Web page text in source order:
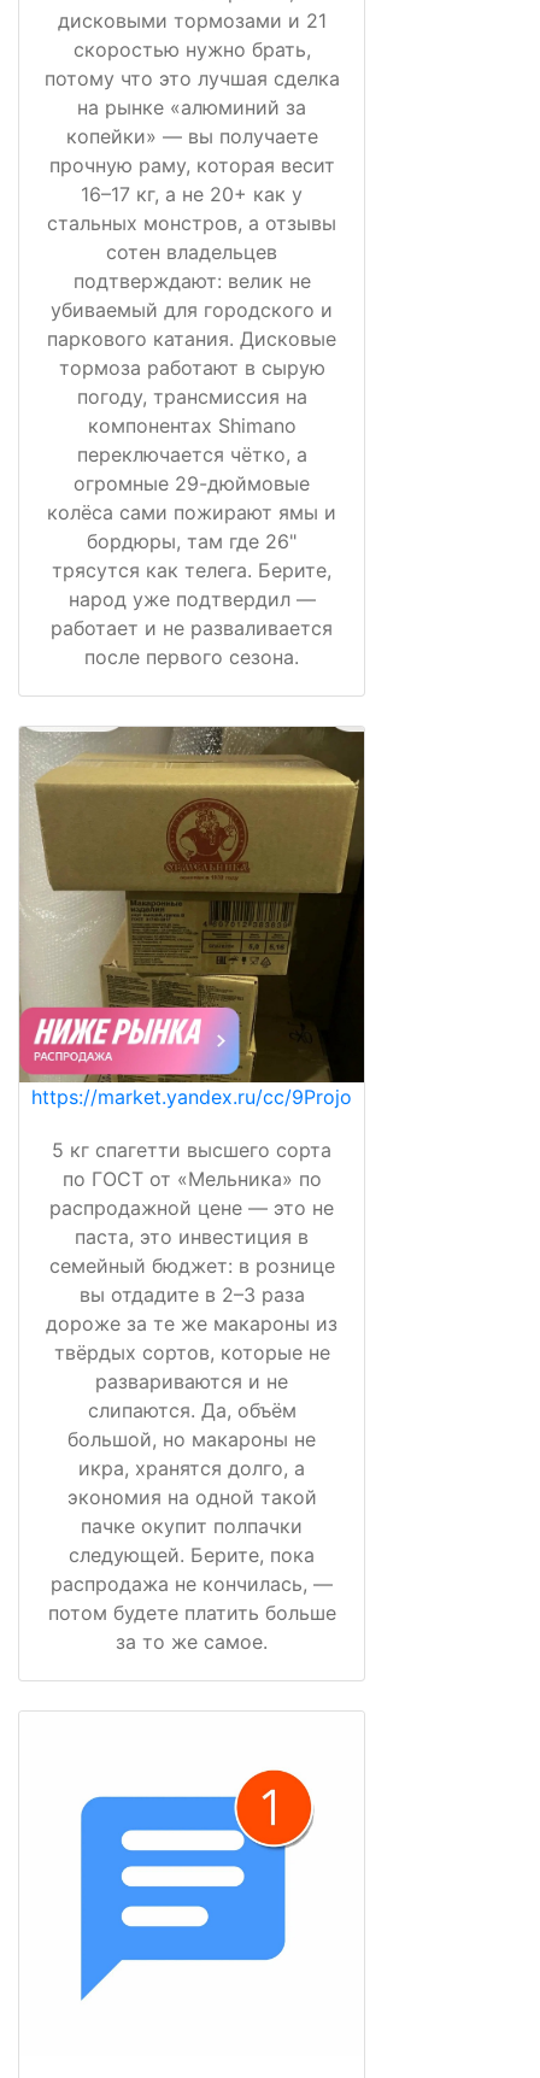
дисковыми тормозами и 21
скоростью нужно брать,
потому что это лучшая сделка
на рынке «алюминий за
копейки» — вы получаете
прочную раму, которая весит
16–17 кг, а не 20+ как у
стальных монстров, а отзывы
сотен владельцев
подтверждают: велик не
убиваемый для городского и
паркового катания. Дисковые
тормоза работают в сырую
погоду, трансмиссия на
компонентах Shimano
переключается чётко, а
огромные 29-дюймовые
колёса сами пожирают ямы и
бордюры, там где 26"
трясутся как телега. Берите,
народ уже подтвердил —
работает и не разваливается
после первого сезона.
https://market.yandex.ru/cc/9Projo
5 кг спагетти высшего сорта
по ГОСТ от «Мельника» по
распродажной цене — это не
паста, это инвестиция в
семейный бюджет: в рознице
вы отдадите в 2–3 раза
дороже за те же макароны из
твёрдых сортов, которые не
развариваются и не
слипаются. Да, объём
большой, но макароны не
икра, хранятся долго, а
экономия на одной такой
пачке окупит полпачки
следующей. Берите, пока
распродажа не кончилась, —
потом будете платить больше
за то же самое.